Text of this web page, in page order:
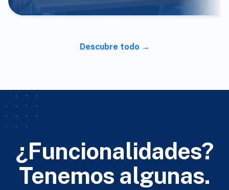
Descubre todo
¿Funcionalidades?
Tenemos algunas.